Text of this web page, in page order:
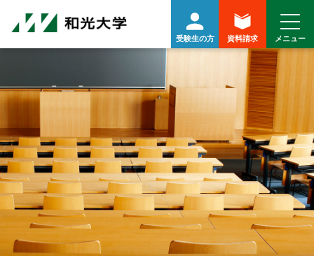
受験生の方 資料請求